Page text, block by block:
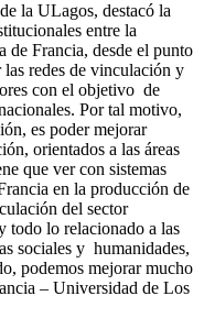
la ULagos, destacó la
entre la
de Francia, desde el punto
redes de vinculación y
con el objetivo de
Por tal motivo,
es poder mejorar
orientados a las áreas
que ver con sistemas
en la producción de
del sector
todo lo relacionado a las
sociales y humanidades,
podemos mejorar mucho
– Universidad de Los